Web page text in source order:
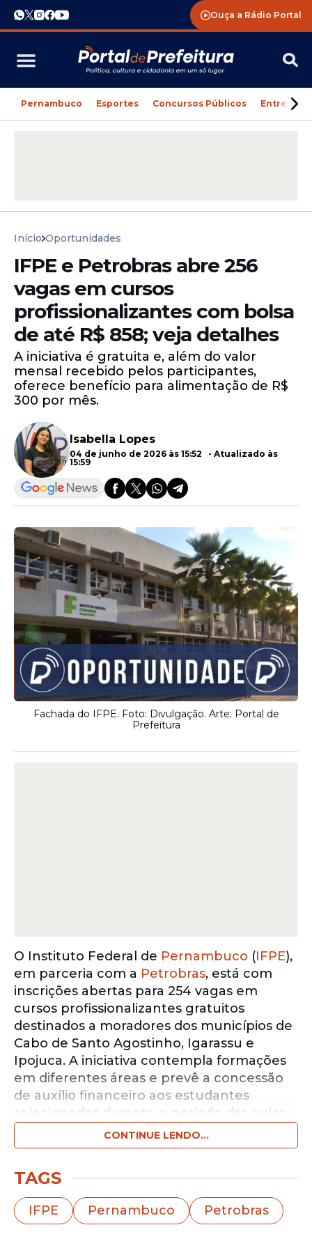
Ouça a Rádio Portal
Pernambuco Esportes Concursos Públicos
Início Oportunidades
IFPE e Petrobras abre 256
vagas em cursos
profissionalizantes com bolsa
de até R$ 858; veja detalhes
A iniciativa é gratuita e, além do valor
mensal recebido pelos participantes,
oferece benefício para alimentação de R$
300 por mês.
Isabella Lopes
04 de junho de 2026 às 15:52 - Atualizado às
15:59
Fachada do IFPE. Foto: Divulgação. Arte: Portal de
Prefeitura
O Instituto Federal de Pernambuco (IFPE),
em parceria com a Petrobras, está com
inscrições abertas para 254 vagas em
cursos profissionalizantes gratuitos
destinados a moradores dos municípios de
Cabo de Santo Agostinho, Igarassu e
Ipojuca. A iniciativa contempla formações
em diferentes áreas e prevê a concessão
de auxílio financeiro aos estudantes
selecionados durante o período das aulas.
de Prefeiturapelo nosso canal.
Entrar no canal
CONTINUE LENDO...
TAGS
IFPE Pernambuco Petrobras